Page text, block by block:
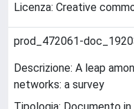
Licenza: Creative
prod_472061-
Descrizione: A leap
networks: a survey